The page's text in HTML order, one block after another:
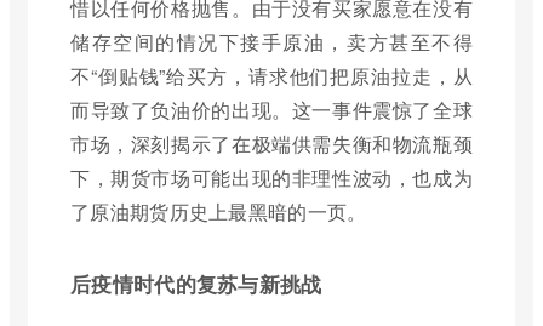
惜以任何价格抛售。由于没有买家愿意在没有
储存空间的情况下接手原油，卖方甚至不得
不“倒贴钱”给买方，请求他们把原油拉走，从
而导致了负油价的出现。这一事件震惊了全球
市场，深刻揭示了在极端供需失衡和物流瓶颈
下，期货市场可能出现的非理性波动，也成为
了原油期货历史上最黑暗的一页。
后疫情时代的复苏与新挑战